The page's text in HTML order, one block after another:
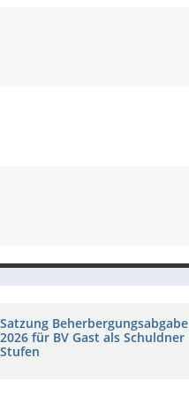
Satzung Beherbergungsabgabe
2026 für BV Gast als Schuldner
Stufen